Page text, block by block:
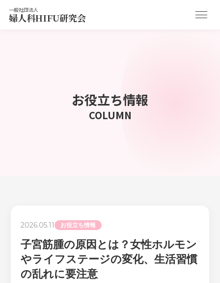
一般社団法人
婦人科HIFU研究会
お役立ち情報
COLUMN
2026.05.11 お役立ち情報
子宮筋腫の原因とは？女性ホルモン
やライフステージの変化、生活習慣
の乱れに要注意